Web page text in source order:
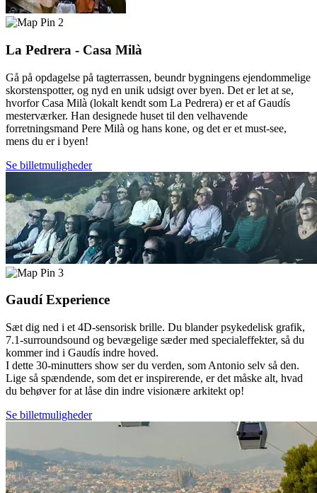
2
La Pedrera - Casa Milà
Gå på opdagelse på tagterrassen, beundr bygningens ejendommelige
skorstenspotter, og nyd en unik udsigt over byen. Det er let at se,
hvorfor Casa Milà (lokalt kendt som La Pedrera) er et af Gaudís
mesterværker. Han designede huset til den velhavende
forretningsmand Pere Milà og hans kone, og det er et must-see,
mens du er i byen!
Se billetmuligheder
3
Gaudí Experience
Sæt dig ned i et 4D-sensorisk brille. Du blander psykedelisk grafik,
7.1-surroundsound og bevægelige sæder med specialeffekter, så du
kommer ind i Gaudís indre hoved.
I dette 30-minutters show ser du verden, som Antonio selv så den.
Lige så spændende, som det er inspirerende, er det måske alt, hvad
du behøver for at låse din indre visionære arkitekt op!
Se billetmuligheder